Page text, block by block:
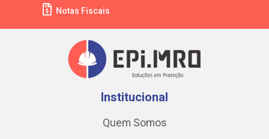
Notas Fiscais
Institucional
Quem Somos